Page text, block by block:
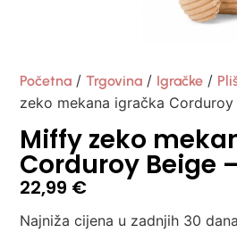
Početna /Trgovina / Igračke /
zeko mekana igračka
Miffy zeko
Corduroy Beige
22,99 €
Najniža cijena u zadnjih 30